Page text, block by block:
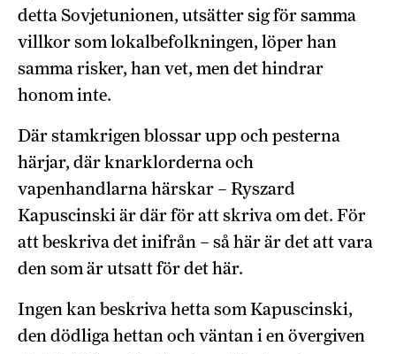
detta Sovjetunionen, utsätter sig för samma
villkor som lokalbefolkningen, löper han
samma risker, han vet, men det hindrar
honom inte.
Där stamkrigen blossar upp och pesterna
härjar, där knarklorderna och
vapenhandlarna härskar – Ryszard
Kapuscinski är där för att skriva om det. För
att beskriva det inifrån – så här är det att vara
den som är utsatt för det här.
Ingen kan beskriva hetta som Kapuscinski,
den dödliga hettan och väntan i en övergiven